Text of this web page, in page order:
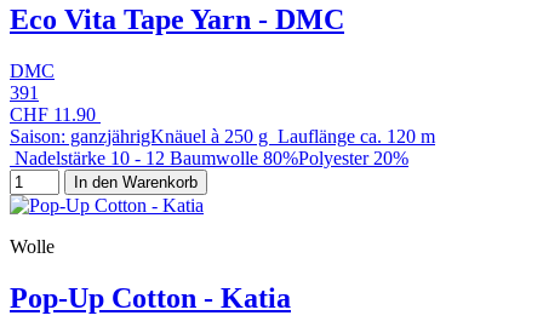
Eco Vita Tape Yarn - DMC
DMC
391
CHF 11.90
Saison: ganzjährigKnäuel à 250 g Lauflänge ca. 120 m
Nadelstärke 10 - 12 Baumwolle 80%Polyester 20%
In den Warenkorb
Wolle
Pop-Up Cotton - Katia